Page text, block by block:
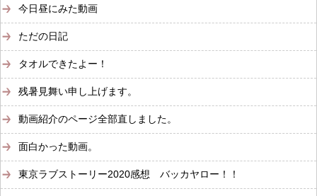
今日昼にみた動画
ただの日記
タオルできたよー！
残暑見舞い申し上げます。
動画紹介のページ全部直しました。
面白かった動画。
東京ラブストーリー2020感想 バッカヤロー！！